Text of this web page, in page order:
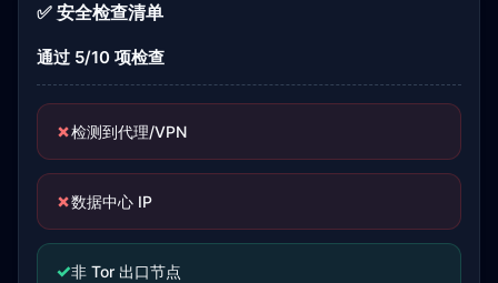
✅ 安全检查清单
通过 5/10 项检查
✗检测到代理/VPN
✗数据中心 IP
✓非 Tor 出口节点